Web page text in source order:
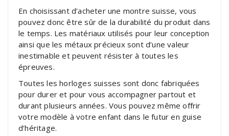
En choisissant d’acheter une montre suisse, vous
pouvez donc être sûr de la durabilité du produit dans
le temps. Les matériaux utilisés pour leur conception
ainsi que les métaux précieux sont d’une valeur
inestimable et peuvent résister à toutes les
épreuves.
Toutes les horloges suisses sont donc fabriquées
pour durer et pour vous accompagner partout et
durant plusieurs années. Vous pouvez même offrir
votre modèle à votre enfant dans le futur en guise
d’héritage.